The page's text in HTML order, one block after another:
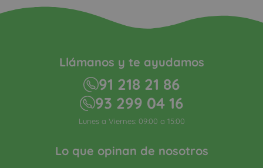
Lo que opinan de nosotros
Llámanos y te ayudamos
91 218 21 86
93 299 04 16
Lunes a Viernes: 09:00 a 15:00